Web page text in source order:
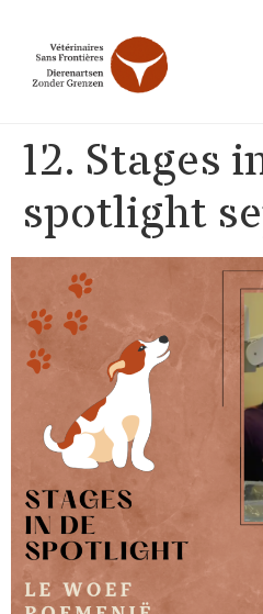
12. Stages
spotlight